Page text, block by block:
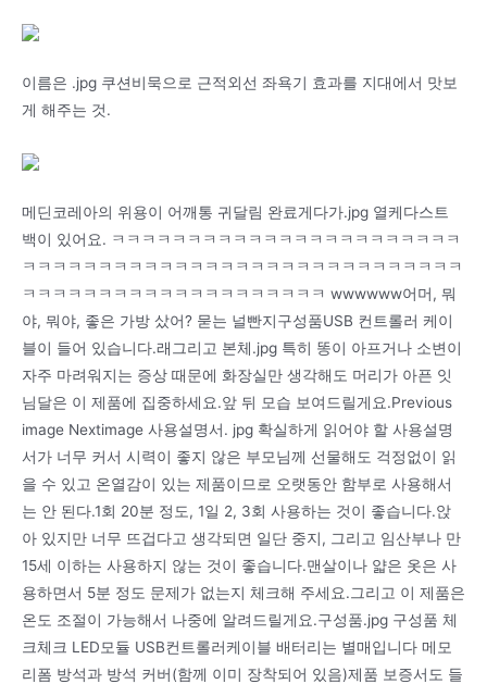
이름은 .jpg 쿠션비묵으로 근적외선 좌욕기 효과를 지대에서 맛보
게 해주는 것.
메딘코레아의 위용이 어깨통 귀달림 완료게다가.jpg 열케다스트
백이 있어요. ㅋㅋㅋㅋㅋㅋㅋㅋㅋㅋㅋㅋㅋㅋㅋㅋㅋㅋㅋㅋㅋㅋㅋ
ㅋㅋㅋㅋㅋㅋㅋㅋㅋㅋㅋㅋㅋㅋㅋㅋㅋㅋㅋㅋㅋㅋㅋㅋㅋㅋㅋㅋㅋ
ㅋㅋㅋㅋㅋㅋㅋㅋㅋㅋㅋㅋㅋㅋㅋㅋㅋㅋㅋㅋ wwwwww어머, 뭐
야, 뭐야, 좋은 가방 샀어? 묻는 널빤지구성품USB 컨트롤러 케이
블이 들어 있습니다.래그리고 본체.jpg 특히 똥이 아프거나 소변이
자주 마려워지는 증상 때문에 화장실만 생각해도 머리가 아픈 잇
님달은 이 제품에 집중하세요.앞 뒤 모습 보여드릴게요.Previous
image Nextimage 사용설명서. jpg 확실하게 읽어야 할 사용설명
서가 너무 커서 시력이 좋지 않은 부모님께 선물해도 걱정없이 읽
을 수 있고 온열감이 있는 제품이므로 오랫동안 함부로 사용해서
는 안 된다.1회 20분 정도, 1일 2, 3회 사용하는 것이 좋습니다.앉
아 있지만 너무 뜨겁다고 생각되면 일단 중지, 그리고 임산부나 만
15세 이하는 사용하지 않는 것이 좋습니다.맨살이나 얇은 옷은 사
용하면서 5분 정도 문제가 없는지 체크해 주세요.그리고 이 제품은
온도 조절이 가능해서 나중에 알려드릴게요.구성품.jpg 구성품 체
크체크 LED모듈 USB컨트롤러케이블 배터리는 별매입니다 메모
리폼 방석과 방석 커버(함께 이미 장착되어 있음)제품 보증서도 들